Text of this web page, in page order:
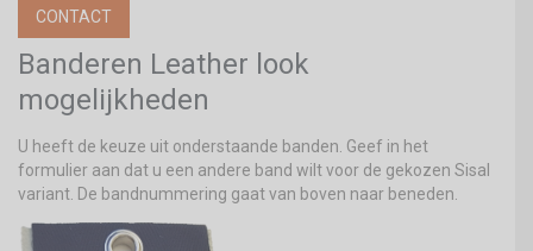
CONTACT
Banderen Leather look
mogelijkheden
U heeft de keuze uit onderstaande banden. Geef in het
formulier aan dat u een andere band wilt voor de gekozen Sisal
variant. De bandnummering gaat van boven naar beneden.